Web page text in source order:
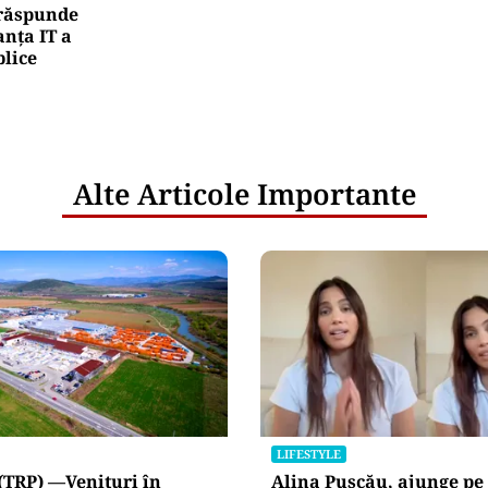
IT a
Alte Articole Importante
—Venituri în
LIFESTYLE
Alina Pușcău, ajunge pe